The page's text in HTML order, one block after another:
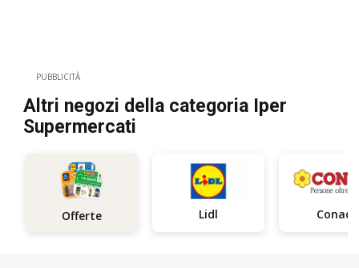
PUBBLICITÀ
Altri negozi della categoria Iper
Supermercati
Offerte Lidl Conad